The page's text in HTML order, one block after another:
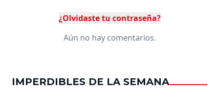
¿Olvidaste tu contraseña?
Aún no hay comentarios.
IMPERDIBLES DE LA SEMANA